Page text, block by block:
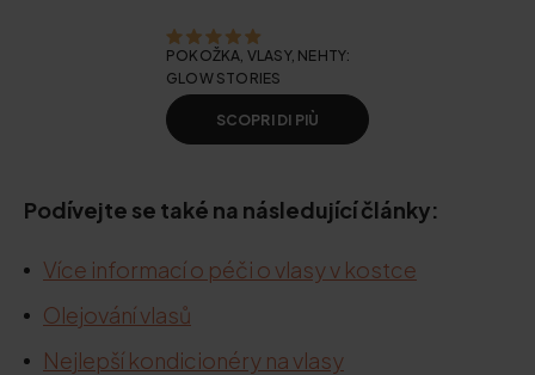
POKOŽKA, VLASY, NEHTY:
GLOW STORIES
SCOPRI DI PIÙ
Podívejte se také na následující články:
Více informací o péči o vlasy v kostce
Olejování vlasů
Nejlepší kondicionéry na vlasy